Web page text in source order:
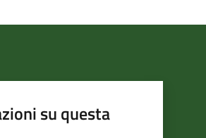
su questa